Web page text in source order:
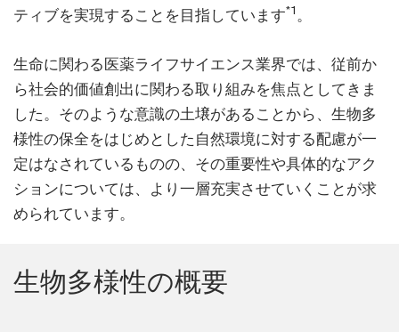
ティブを実現することを目指しています*1。
生命に関わる医薬ライフサイエンス業界では、従前か
ら社会的価値創出に関わる取り組みを焦点としてきま
した。そのような意識の土壌があることから、生物多
様性の保全をはじめとした自然環境に対する配慮が一
定はなされているものの、その重要性や具体的なアク
ションについては、より一層充実させていくことが求
められています。
生物多様性の概要